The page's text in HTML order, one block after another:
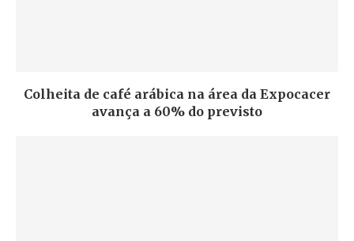
Colheita de café arábica na área da Expocacer
avança a 60% do previsto